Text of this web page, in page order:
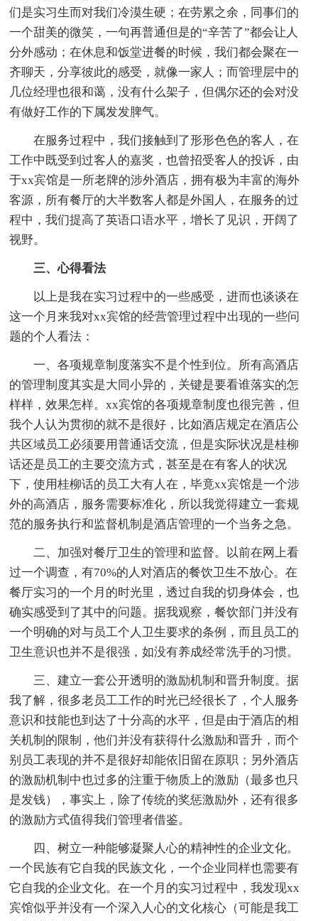
们是实习生而对我们冷漠生硬；在劳累之余，同事们的
一个甜美的微笑，一句再普通但是的“辛苦了”都会让人
分外感动；在休息和饭堂进餐的时候，我们都会聚在一
齐聊天，分享彼此的感受，就像一家人；而管理层中的
几位经理也很和蔼，没有什么架子，但偶尔还的会对没
有做好工作的下属发发脾气。
在服务过程中，我们接触到了形形色色的客人，在
工作中既受到过客人的嘉奖，也曾招受客人的投诉，由
于xx宾馆是一所老牌的涉外酒店，拥有极为丰富的海外
客源，所有餐厅的大半数客人都是外国人，在服务的过
程中，我们提高了英语口语水平，增长了见识，开阔了
视野。
三、心得看法
以上是我在实习过程中的一些感受，进而也谈谈在
这一个月来我对xx宾馆的经营管理过程中出现的一些问
题的个人看法：
一、各项规章制度落实不是个性到位。所有高酒店
的管理制度其实是大同小异的，关键是要看谁落实的怎
样样，效果怎样。xx宾馆的各项规章制度也很完善，但
我个人认为贯彻的就不是很好，比如酒店规定在酒店公
共区域员工必须要用普通话交流，但是实际状况是桂柳
话还是员工的主要交流方式，甚至是在有客人的状况
下，使用桂柳话的员工大有人在，毕竟xx宾馆是一个涉
外的高酒店，服务需要标准化，所以我觉得建立一套规
范的服务执行和监督机制是酒店管理的一个当务之急。
二、加强对餐厅卫生的管理和监督。以前在网上看
过一个调查，有70%的人对酒店的餐饮卫生不放心。在
餐厅实习的一个月的时光里，透过自我的切身体会，也
确实感受到了其中的问题。据我观察，餐饮部门并没有
一个明确的对与员工个人卫生要求的条例，而且员工的
卫生意识也并不是很强，如没有养成经常洗手的习惯。
三、建立一套公开透明的激励机制和晋升制度。据
我了解，很多老员工工作的时光已经很长了，个人服务
意识和技能也到达了十分高的水平，但是由于酒店的相
关机制的限制，他们并没有获得什么激励和晋升，而个
别员工表现的并不是很好却能依旧留在原职；另外酒店
的激励机制中也过多的注重于物质上的激励（最多也只
是发钱），事实上，除了传统的奖惩激励外，还有很多
的激励方式值得我们管理者借鉴。
四、树立一种能够凝聚人心的精神性的企业文化。
一个民族有它自我的民族文化，一个企业同样也需要有
它自我的企业文化。在一个月的实习过程中，我发现xx
宾馆似乎并没有一个深入人心的文化核心（可能是我工